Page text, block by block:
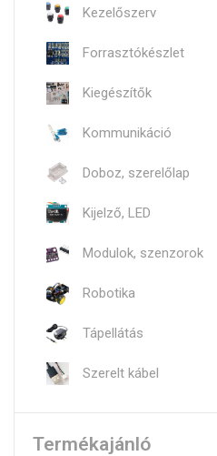
Kezelőszerv
Forrasztókészlet
Kiegészítők
Kommunikáció
Doboz, szerelőlap
Kijelző, LED
Modulok, szenzorok
Robotika
Tápellátás
Szerelt kábel
Termékajánló